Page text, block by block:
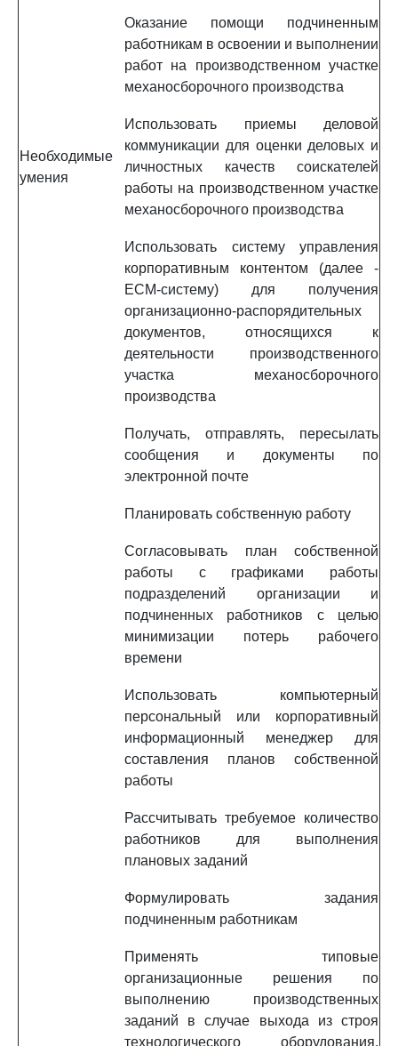
Оказание помощи подчиненным
работникам в освоении и выполнении
работ на производственном участке
механосборочного производства
Необходимые
умения
Использовать приемы деловой
коммуникации для оценки деловых и
личностных качеств соискателей
работы на производственном участке
механосборочного производства
Использовать систему управления
корпоративным контентом (далее -
ECM-систему) для получения
организационно-распорядительных
документов, относящихся к
деятельности производственного
участка механосборочного
производства
Получать, отправлять, пересылать
сообщения и документы по
электронной почте
Планировать собственную работу
Согласовывать план собственной
работы с графиками работы
подразделений организации и
подчиненных работников с целью
минимизации потерь рабочего
времени
Использовать компьютерный
персональный или корпоративный
информационный менеджер для
составления планов собственной
работы
Рассчитывать требуемое количество
работников для выполнения
плановых заданий
Формулировать задания
подчиненным работникам
Применять типовые
организационные решения по
выполнению производственных
заданий в случае выхода из строя
технологического оборудования,